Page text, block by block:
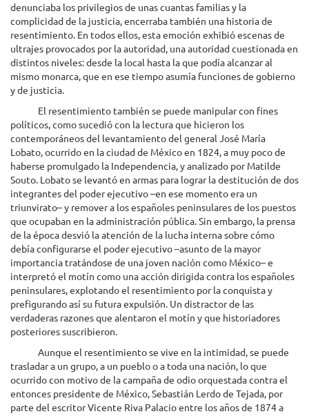
denunciaba los privilegios de unas cuantas familias y la
complicidad de la justicia, encerraba también una historia de
resentimiento. En todos ellos, esta emoción exhibió escenas de
ultrajes provocados por la autoridad, una autoridad cuestionada en
distintos niveles: desde la local hasta la que podía alcanzar al
mismo monarca, que en ese tiempo asumía funciones de gobierno
y de justicia.
El resentimiento también se puede manipular con fines
políticos, como sucedió con la lectura que hicieron los
contemporáneos del levantamiento del general José María
Lobato, ocurrido en la ciudad de México en 1824, a muy poco de
haberse promulgado la Independencia, y analizado por Matilde
Souto. Lobato se levantó en armas para lograr la destitución de dos
integrantes del poder ejecutivo –en ese momento era un
triunvirato– y remover a los españoles peninsulares de los puestos
que ocupaban en la administración pública. Sin embargo, la prensa
de la época desvió la atención de la lucha interna sobre cómo
debía configurarse el poder ejecutivo –asunto de la mayor
importancia tratándose de una joven nación como México– e
interpretó el motín como una acción dirigida contra los españoles
peninsulares, explotando el resentimiento por la conquista y
prefigurando así su futura expulsión. Un distractor de las
verdaderas razones que alentaron el motín y que historiadores
posteriores suscribieron.
Aunque el resentimiento se vive en la intimidad, se puede
trasladar a un grupo, a un pueblo o a toda una nación, lo que
ocurrido con motivo de la campaña de odio orquestada contra el
entonces presidente de México, Sebastián Lerdo de Tejada, por
parte del escritor Vicente Riva Palacio entre los años de 1874 a